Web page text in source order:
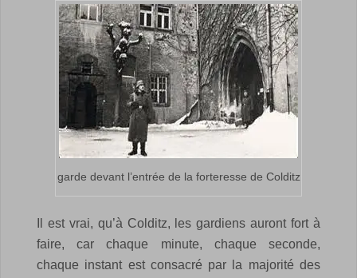
garde devant l’entrée de la forteresse de Colditz
Il est vrai, qu’à Colditz, les gardiens auront fort à
faire, car chaque minute, chaque seconde,
chaque instant est consacré par la majorité des